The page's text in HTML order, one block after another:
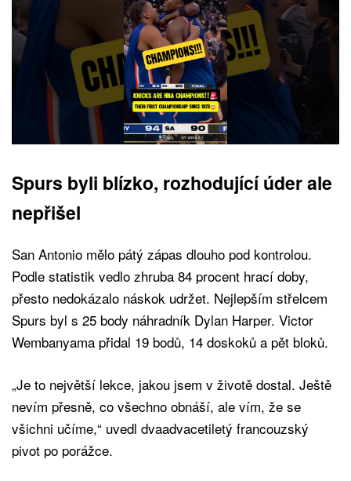
Spurs byli blízko, rozhodující úder ale
nepřišel
San Antonio mělo pátý zápas dlouho pod kontrolou.
Podle statistik vedlo zhruba 84 procent hrací doby,
přesto nedokázalo náskok udržet. Nejlepším střelcem
Spurs byl s 25 body náhradník Dylan Harper. Victor
Wembanyama přidal 19 bodů, 14 doskoků a pět bloků.
„Je to největší lekce, jakou jsem v životě dostal. Ještě
nevím přesně, co všechno obnáší, ale vím, že se
všichni učíme,“ uvedl dvaadvacetiletý francouzský
pivot po porážce.